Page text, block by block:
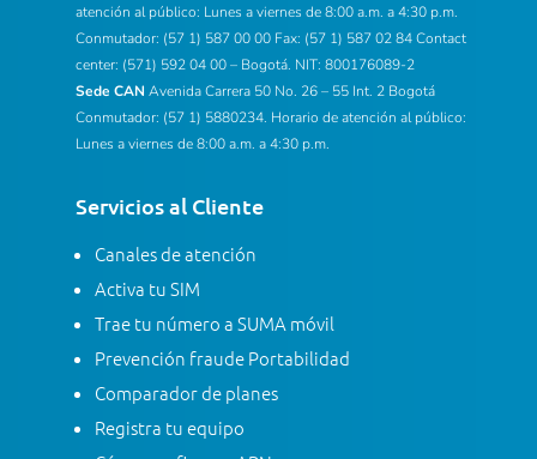
atención al público: Lunes a viernes de 8:00 a.m. a 4:30 p.m.
Conmutador: (57 1) 587 00 00 Fax: (57 1) 587 02 84 Contact
center: (571) 592 04 00 – Bogotá. NIT: 800176089-2
Sede CAN Avenida Carrera 50 No. 26 – 55 Int. 2 Bogotá
Conmutador: (57 1) 5880234. Horario de atención al público:
Lunes a viernes de 8:00 a.m. a 4:30 p.m.
Servicios al Cliente
Canales de atención
Activa tu SIM
Trae tu número a SUMA móvil
Prevención fraude Portabilidad
Comparador de planes
Registra tu equipo